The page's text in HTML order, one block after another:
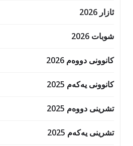
ئازار 2026
شوبات 2026
کانوونی دووەم 2026
کانوونی یەکەم 2025
تشرینی دووەم 2025
تشرینی یەکەم 2025